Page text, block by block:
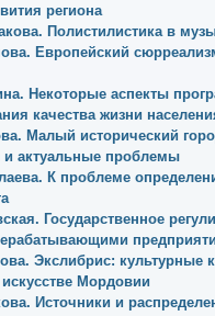
региона
Полистилистика в
Европейский
Некоторые аспекты
качества жизни
Малый исторический
и актуальные проблемы
К проблеме
Государственное
Экслибрис: культурные
Мордовии
Источники и